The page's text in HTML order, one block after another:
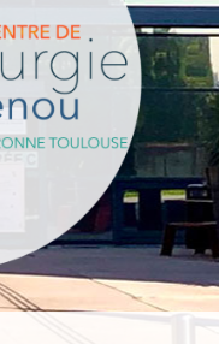
du genou de